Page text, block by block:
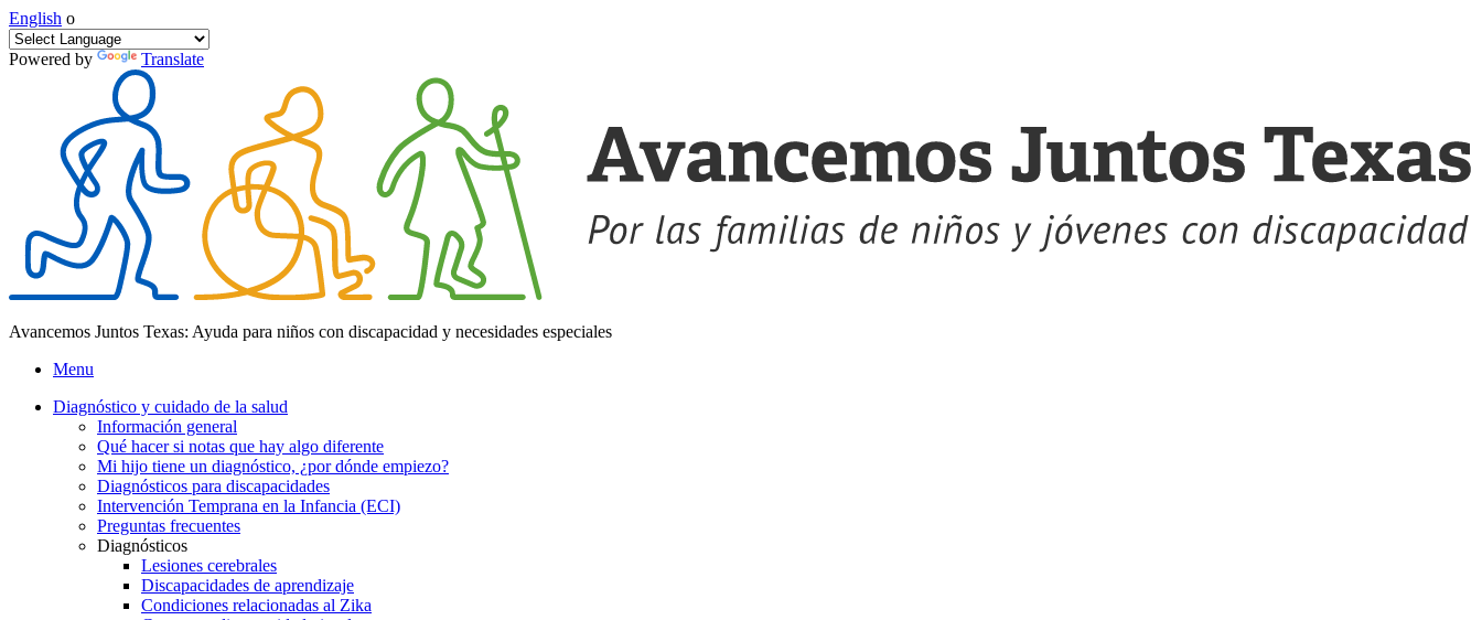
English o
Powered by Translate
Avancemos Juntos Texas: Ayuda para niños con discapacidad y necesidades especiales
Menu
Diagnóstico y cuidado de la salud
Información general
Qué hacer si notas que hay algo diferente
Mi hijo tiene un diagnóstico, ¿por dónde empiezo?
Diagnósticos para discapacidades
Intervención Temprana en la Infancia (ECI)
Preguntas frecuentes
Diagnósticos
Lesiones cerebrales
Discapacidades de aprendizaje
Condiciones relacionadas al Zika